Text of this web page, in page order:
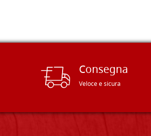
Consegna
Veloce e sicura